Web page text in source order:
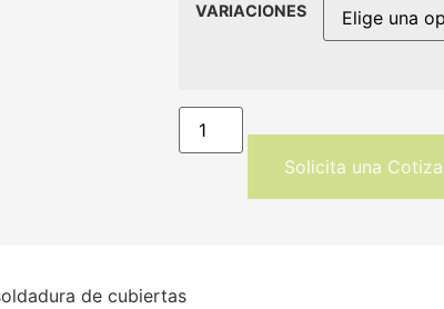
VARIACIONES
Solicita una
de cubiertas